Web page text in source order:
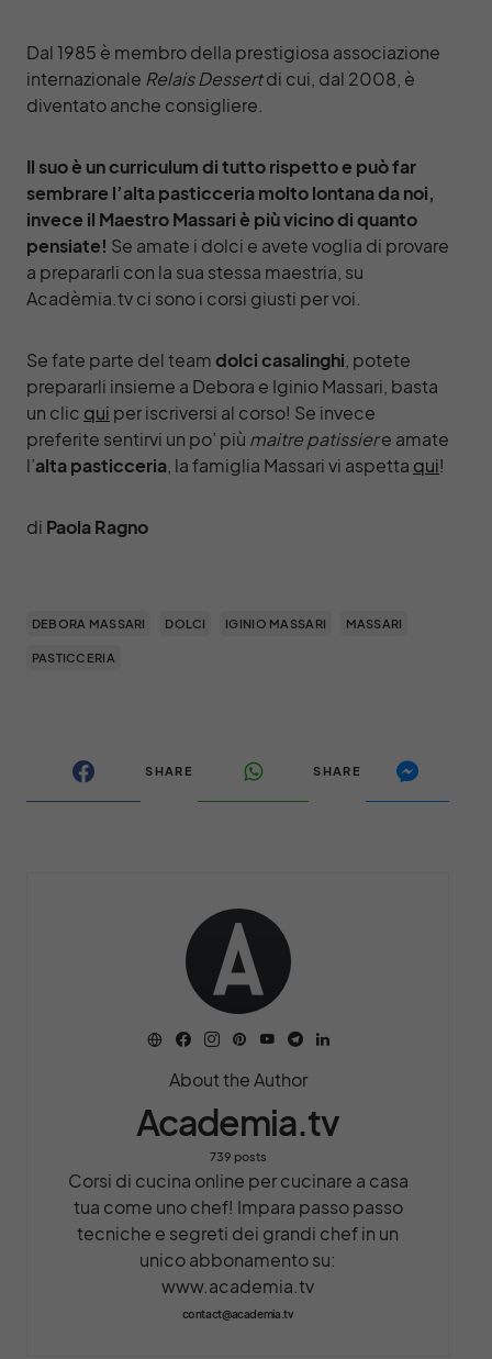
Dal 1985 è membro della prestigiosa associazione
internazionale Relais Dessertdi cui, dal 2008, è
diventato anche consigliere.
Il suo è un curriculum di tutto rispetto e può far
sembrare l’alta pasticceria molto lontana da noi,
invece il Maestro Massari è più vicino di quanto
pensiate! Se amate i dolci e avete voglia di provare
a prepararli con la sua stessa maestria, su
Acadèmia.tv ci sono i corsi giusti per voi.
Se fate parte del teamdolci casalinghi , potete
prepararli insieme a Debora e Iginio Massari, basta
un clic qui per iscriversi al corso! Se invece
preferite sentirvi un po’ più maitre patissiere amate
l’alta pasticceria , la famiglia Massari vi aspetta qui!
di Paola Ragno
DEBORA MASSARI DOLCI IGINIO MASSARI MASSARI
PASTICCERIA
SHARE SHARE
About the Author
Academia.tv
739 posts
Corsi di cucina online per cucinare a casa
tua come uno chef! Impara passo passo
tecniche e segreti dei grandi chef in un
unico abbonamento su:
www.academia.tv
contact@academia.tv